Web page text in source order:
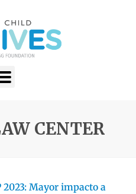
CENTER
2023: Mayor impacto a